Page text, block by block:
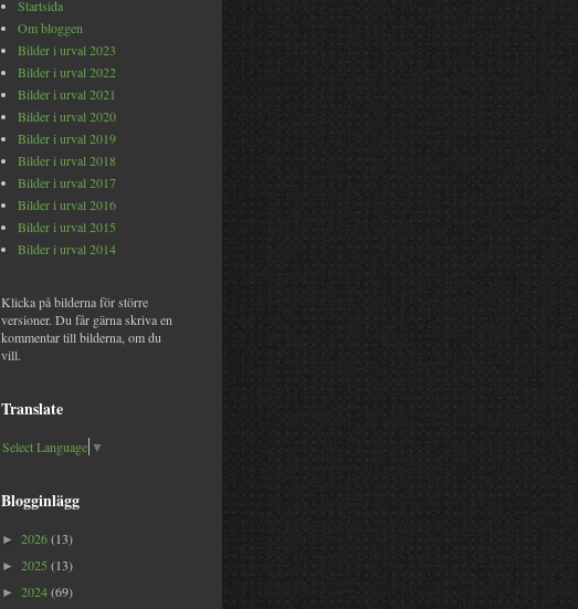
Startsida
Om bloggen
Bilder i urval 2023
Bilder i urval 2022
Bilder i urval 2021
Bilder i urval 2020
Bilder i urval 2019
Bilder i urval 2018
Bilder i urval 2017
Bilder i urval 2016
Bilder i urval 2015
Bilder i urval 2014
Klicka på bilderna för större
versioner. Du får gärna skriva en
kommentar till bilderna, om du
vill.
Translate
Select Language ▼
Blogginlägg
► 2026(13)
► 2025 (13)
► 2024(69)